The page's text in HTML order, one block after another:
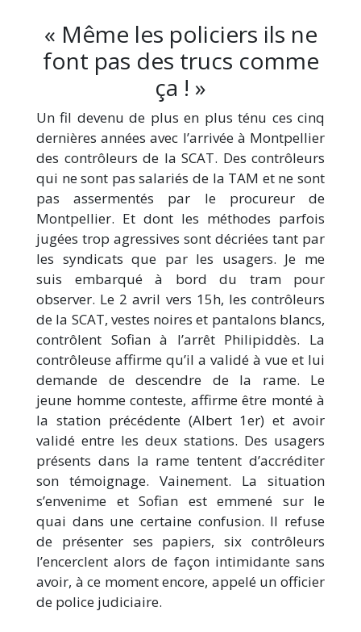
« Même les policiers ils ne
font pas des trucs comme
ça ! »
Un fil devenu de plus en plus ténu ces cinq
dernières années avec l’arrivée à Montpellier
des contrôleurs de la SCAT. Des contrôleurs
qui ne sont pas salariés de la TAM et ne sont
pas assermentés par le procureur de
Montpellier. Et dont les méthodes parfois
jugées trop agressives sont décriées tant par
les syndicats que par les usagers. Je me
suis embarqué à bord du tram pour
observer. Le 2 avril vers 15h, les contrôleurs
de la SCAT, vestes noires et pantalons blancs,
contrôlent Sofian à l’arrêt Philipiddès. La
contrôleuse affirme qu’il a validé à vue et lui
demande de descendre de la rame. Le
jeune homme conteste, affirme être monté à
la station précédente (Albert 1er) et avoir
validé entre les deux stations. Des usagers
présents dans la rame tentent d’accréditer
son témoignage. Vainement. La situation
s’envenime et Sofian est emmené sur le
quai dans une certaine confusion. Il refuse
de présenter ses papiers, six contrôleurs
l’encerclent alors de façon intimidante sans
avoir, à ce moment encore, appelé un officier
de police judiciaire.